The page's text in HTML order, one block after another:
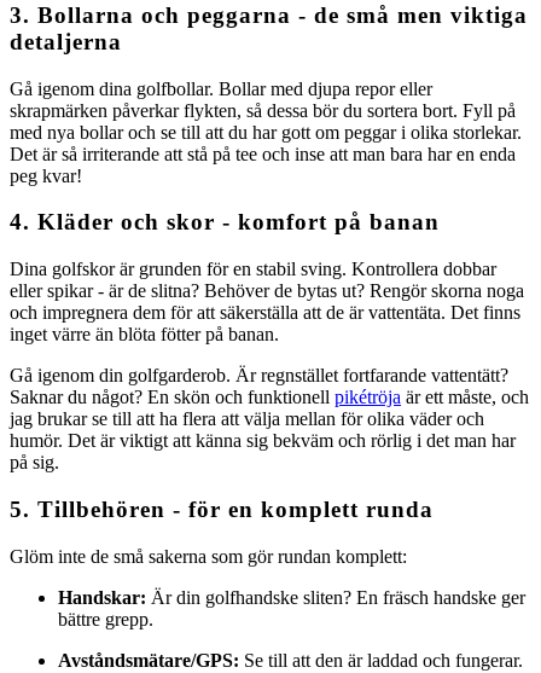
3. Bollarna och peggarna - de små men viktiga
detaljerna
Gå igenom dina golfbollar. Bollar med djupa repor eller
skrapmärken påverkar flykten, så dessa bör du sortera bort. Fyll på
med nya bollar och se till att du har gott om peggar i olika storlekar.
Det är så irriterande att stå på tee och inse att man bara har en enda
peg kvar!
4. Kläder och skor - komfort på banan
Dina golfskor är grunden för en stabil sving. Kontrollera dobbar
eller spikar - är de slitna? Behöver de bytas ut? Rengör skorna noga
och impregnera dem för att säkerställa att de är vattentäta. Det finns
inget värre än blöta fötter på banan.
Gå igenom din golfgarderob. Är regnstället fortfarande vattentätt?
Saknar du något? En skön och funktionell pikétröja är ett måste, och
jag brukar se till att ha flera att välja mellan för olika väder och
humör. Det är viktigt att känna sig bekväm och rörlig i det man har
på sig.
5. Tillbehören - för en komplett runda
Glöm inte de små sakerna som gör rundan komplett:
Handskar: Är din golfhandske sliten? En fräsch handske ger
bättre grepp.
Avståndsmätare/GPS: Se till att den är laddad och fungerar.